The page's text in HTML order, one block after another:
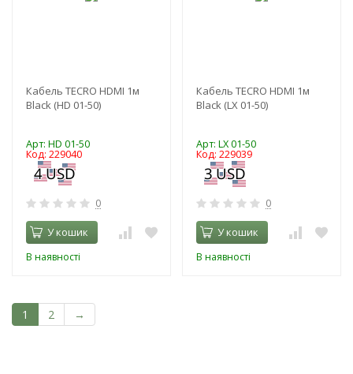
Кабель TECRO HDMI 1м
Black (HD 01-50)
Арт: HD 01-50
Код: 229040
0
У кошик
В наявності
Кабель TECRO HDMI 1м
Black (LX 01-50)
Арт: LX 01-50
Код: 229039
0
У кошик
В наявності
1 2 →